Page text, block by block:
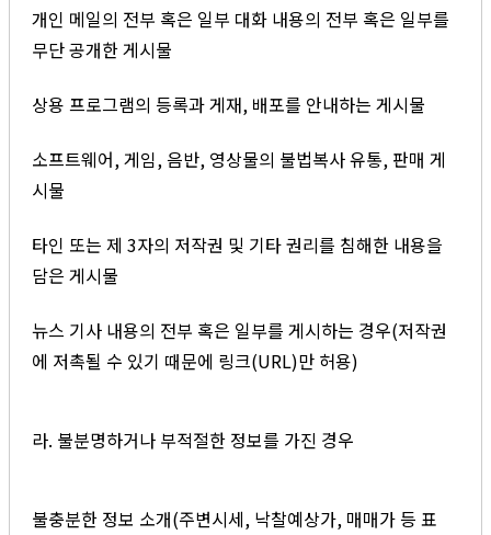
개인 메일의 전부 혹은 일부 대화 내용의 전부 혹은 일부를
무단 공개한 게시물
상용 프로그램의 등록과 게재, 배포를 안내하는 게시물
소프트웨어, 게임, 음반, 영상물의 불법복사 유통, 판매 게
시물
타인 또는 제 3자의 저작권 및 기타 권리를 침해한 내용을
담은 게시물
뉴스 기사 내용의 전부 혹은 일부를 게시하는 경우(저작권
에 저촉될 수 있기 때문에 링크(URL)만 허용)
라. 불분명하거나 부적절한 정보를 가진 경우
불충분한 정보 소개(주변시세, 낙찰예상가, 매매가 등 표